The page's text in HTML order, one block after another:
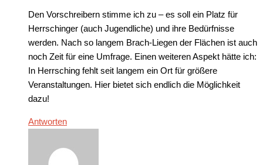
Den Vorschreibern stimme ich zu – es soll ein Platz für
Herrschinger (auch Jugendliche) und ihre Bedürfnisse
werden. Nach so langem Brach-Liegen der Flächen ist auch
noch Zeit für eine Umfrage. Einen weiteren Aspekt hätte ich:
In Herrsching fehlt seit langem ein Ort für größere
Veranstaltungen. Hier bietet sich endlich die Möglichkeit
dazu!
Antworten